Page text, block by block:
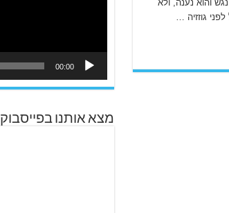
נגש והוא נענה, ולא
גוזזיה …
00:00
מצא אותנו בפייסבוק